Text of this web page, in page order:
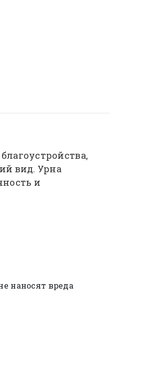
вид. Урна
и
наносят вреда